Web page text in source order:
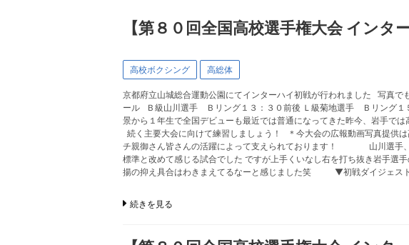
【第８０回全国高校選手権大会 インタ
高校ボクシング 高総体
京都府立山城総合運動公園にてインターハイ初戦が行われました 写
ール Ｂ級山川選手 Ｂリング１３：３０前後 Ｌ級菊地選手 Ｂリング
景から１年生で全国デビューも最近では普通になってきた昨今、岩手で
続く主要大会に向けて練習しましょう！ ＊今大会の広報動画写真提供
チ親御さん皆さんの活躍によって支えられております！ 山川選手、
標準と改めて感じる試合でした ですが上手くいなし右を打ち抜き岩手
揚の抑え具合はわきまえてるなーと感じました笑 ▼初戦ダイジェス
続きを見る